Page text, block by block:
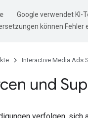
Google verwendet KI-
können Fehler
Interactive Media Ads
und